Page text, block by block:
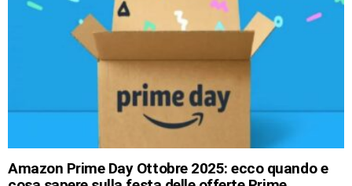
Amazon Prime Day Ottobre 2025: ecco quando e